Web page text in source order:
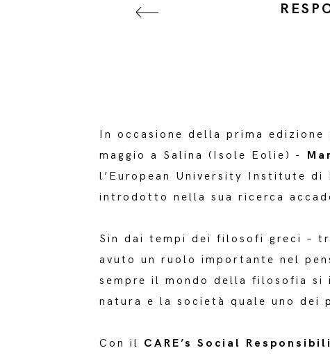
In occasione della prima edizione
maggio a Salina (Isole Eolie) -
l’European University Institute di
introdotto nella sua ricerca
Sin dai tempi dei filosofi greci –
avuto un ruolo importante nel
sempre il mondo della filosofia si
natura e la società quale uno
Con il CARE’s Social